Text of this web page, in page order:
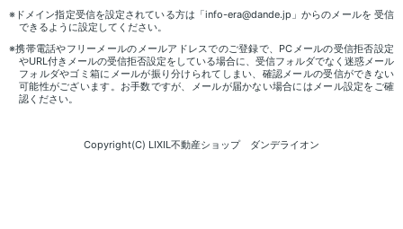
※ドメイン指定受信を設定されている方は「info-era@dande.jp」からのメールを 受信
できるように設定してください。
※携帯電話やフリーメールのメールアドレスでのご登録で、PCメールの受信拒否設定
やURL付きメールの受信拒否設定をしている場合に、受信フォルダでなく迷惑メール
フォルダやゴミ箱にメールが振り分けられてしまい、確認メールの受信ができない
可能性がございます。お手数ですが、メールが届かない場合にはメール設定をご確
認ください。
Copyright(C) LIXIL不動産ショップ ダンデライオン